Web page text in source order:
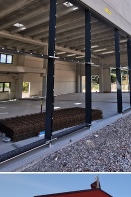
07/10/2022
Concessionaria